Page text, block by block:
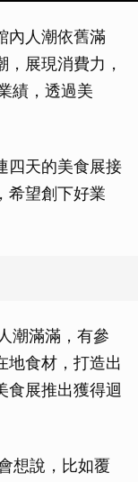
內人潮依舊滿
展現消費力，
績，透過美
四天的美食展接
希望創下好業
潮滿滿，有參
地食材，打造出
食展推出獲得迴
想說，比如覆